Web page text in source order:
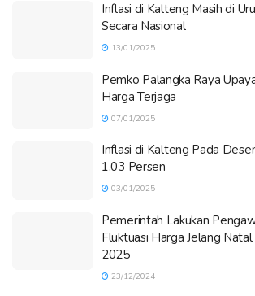
Inflasi di Kalteng Masih di
Secara Nasional
13/01/2025
Pemko Palangka Raya
Harga Terjaga
07/01/2025
Inflasi di Kalteng Pada
1,03 Persen
03/01/2025
Pemerintah Lakukan
Fluktuasi Harga Jelang Natal
2025
23/12/2024